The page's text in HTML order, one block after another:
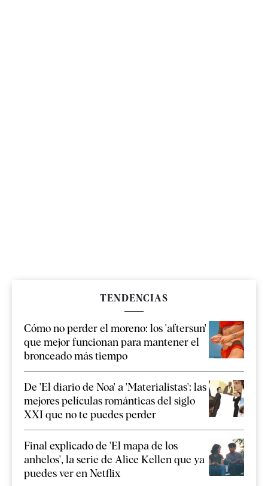
TENDENCIAS
Cómo no perder el moreno: los 'aftersun'
que mejor funcionan para mantener el
bronceado más tiempo
De 'El diario de Noa' a 'Materialistas': las
mejores películas románticas del siglo
XXI que no te puedes perder
Final explicado de 'El mapa de los
anhelos', la serie de Alice Kellen que ya
puedes ver en Netflix